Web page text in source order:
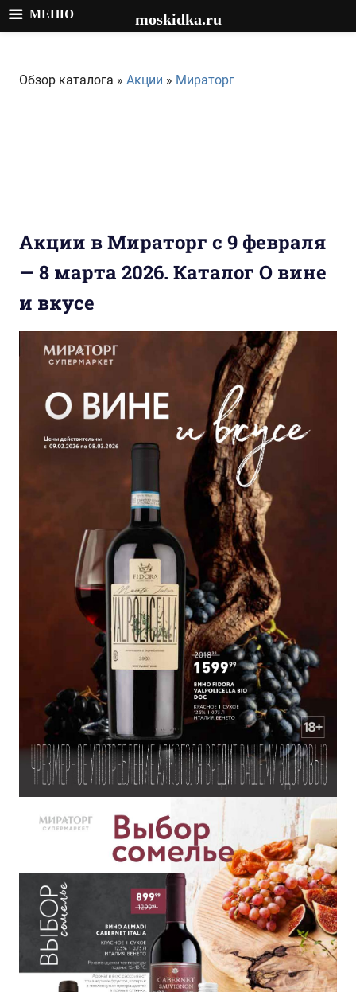
содержимому
Обзор каталога » Акции » Мираторг
Акции в Мираторг с 9 февраля
— 8 марта 2026. Каталог О вине
и вкусе
МЕНЮ moskidka.ru